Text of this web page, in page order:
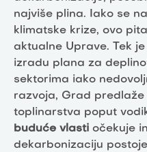
najviše plina. Iako se
klimatske krize, ovo
aktualne Uprave. Tek
izradu plana za
sektorima iako
razvoja, Grad
toplinarstva poput
buduće vlasti očekuje
dekarbonizaciju